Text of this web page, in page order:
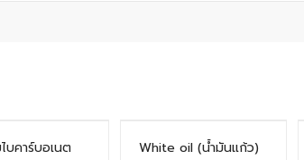
บคาร์บอเนต
White oil (น้ำมันแก้ว)